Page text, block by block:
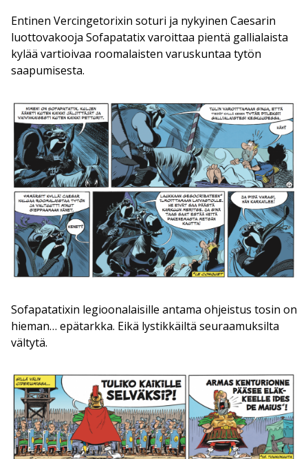
Entinen Vercingetorixin soturi ja nykyinen Caesarin
luottovakooja Sofapatatix varoittaa pientä gallialaista
kylää vartioivaa roomalaisten varuskuntaa tytön
saapumisesta.
Sofapatatixin legioonalaisille antama ohjeistus tosin on
hieman… epätarkka. Eikä lystikkäiltä seuraamuksilta
vältytä.